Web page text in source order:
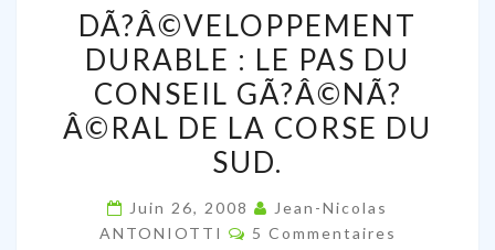
Â©VELOPPEMENT
DURABLE
:
LE
PAS
DU
CONSEIL
GÃ?
DÃ?Â©VELOPPEMENT
DURABLE : LE PAS DU
CONSEIL GÃ?Â©NÃ?
Â©RAL DE LA CORSE DU
SUD.
Juin 26, 2008
Jean-Nicolas
ANTONIOTTI
Commentaires
5 Commentaires